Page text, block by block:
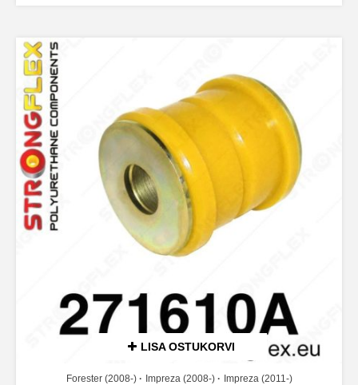
LISA OSTUKORVI
Forester (2008-) Impreza (2008-) Impreza (2011-)